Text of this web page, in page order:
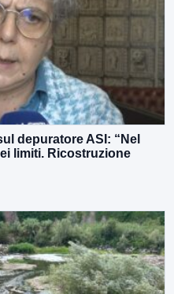
depuratore ASI: “Nel
limiti. Ricostruzione